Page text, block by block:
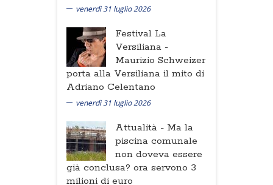
venerdì 31 luglio 2026
Festival La
Versiliana -
Maurizio Schweizer
porta alla Versiliana il mito di
Adriano Celentano
venerdì 31 luglio 2026
Attualità - Ma la
piscina comunale
non doveva essere
già conclusa? ora servono 3
milioni di euro